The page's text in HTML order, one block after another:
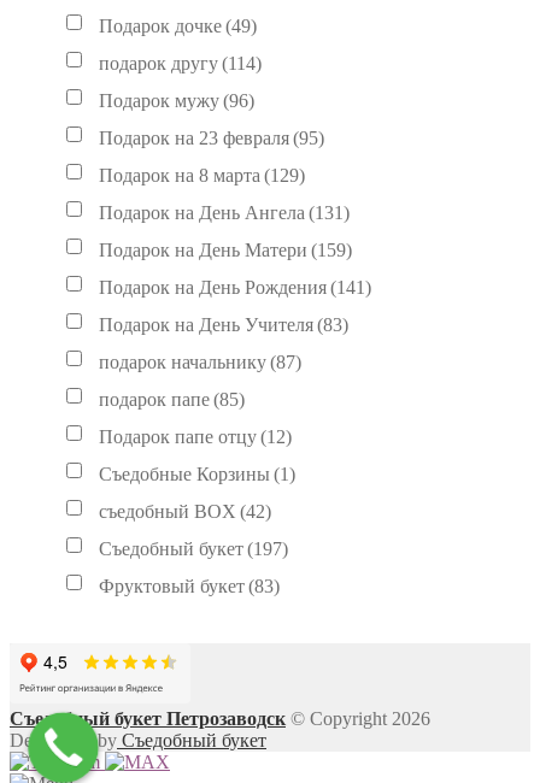
Подарок дочке(49)
подарок другу(114)
Подарок мужу(96)
Подарок на 23 февраля(95)
Подарок на 8 марта (129)
Подарок на День Ангела (131)
Подарок на День Матери (159)
Подарок на День Рождения(141)
Подарок на День Учителя(83)
подарок начальнику(87)
подарок папе(85)
Подарок папе отцу(12)
Съедобные Корзины (1)
съедобный BOX (42)
Съедобный букет(197)
Фруктовый букет(83)
Съедобный букет Петрозаводск © Copyright 2026
Developed by Съедобный букет